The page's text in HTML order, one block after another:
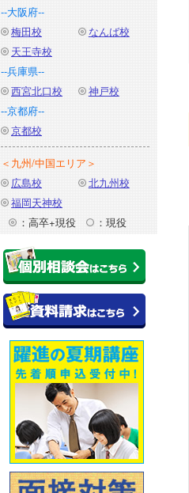
--大阪府--
梅田校
なんば校
天王寺校
--兵庫県--
西宮北口校
神戸校
--京都府--
京都校
＜九州/中国エリア＞
広島校
北九州校
福岡天神校
：高卒+現役
：現役